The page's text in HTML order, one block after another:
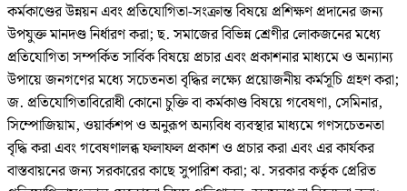
কর্মকাণ্ডের উন্নয়ন এবং প্রতিযোগিতা-সংক্রান্ত বিষয়ে প্রশিক্ষণ প্রদানের জন্য
উপযুক্ত মানদণ্ড নির্ধারণ করা; ছ. সমাজের বিভিন্ন শ্রেণীর লোকজনের মধ্যে
প্রতিযোগিতা সম্পর্কিত সার্বিক বিষয়ে প্রচার এবং প্রকাশনার মাধ্যমে ও অন্যান্য
উপায়ে জনগণের মধ্যে সচেতনতা বৃদ্ধির লক্ষ্যে প্রয়োজনীয় কর্মসূচি গ্রহণ করা;
জ. প্রতিযোগিতাবিরোধী কোনো চুক্তি বা কর্মকাণ্ড বিষয়ে গবেষণা, সেমিনার,
সিম্পোজিয়াম, ওয়ার্কশপ ও অনুরূপ অন্যবিধ ব্যবস্থার মাধ্যমে গণসচেতনতা
বৃদ্ধি করা এবং গবেষণালব্ধ ফলাফল প্রকাশ ও প্রচার করা এবং এর কার্যকর
বাস্তবায়নের জন্য সরকারের কাছে সুপারিশ করা; ঝ. সরকার কর্তৃক প্রেরিত